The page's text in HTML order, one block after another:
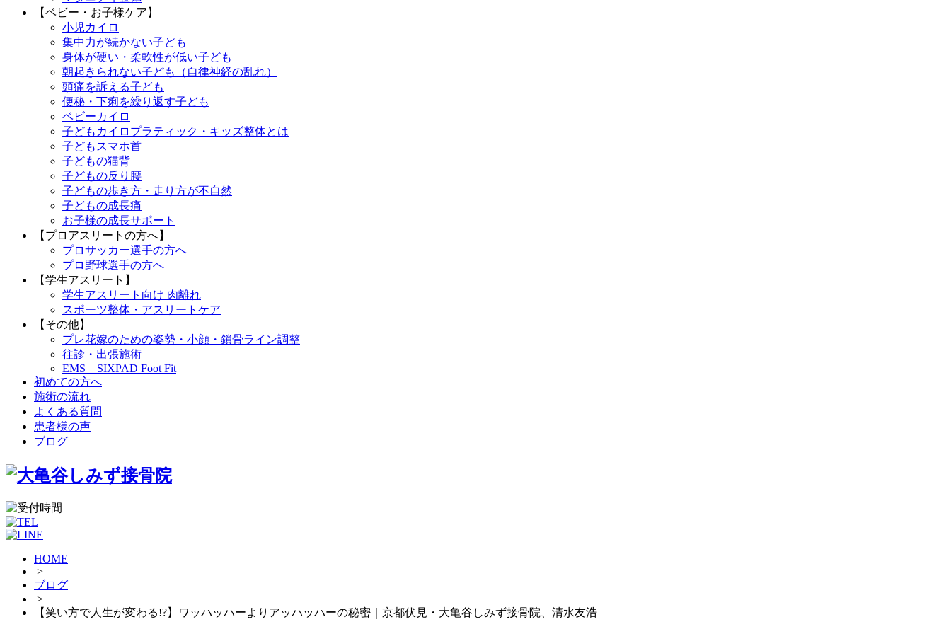
【ベビー・お子様ケア】
小児カイロ
集中力が続かない子ども
身体が硬い・柔軟性が低い子ども
朝起きられない子ども（自律神経の乱れ）
頭痛を訴える子ども
便秘・下痢を繰り返す子ども
ベビーカイロ
子どもカイロプラティック・キッズ整体とは
子どもスマホ首
子どもの猫背
子どもの反り腰
子どもの歩き方・走り方が不自然
子どもの成長痛
お子様の成長サポート
【プロアスリートの方へ】
プロサッカー選手の方へ
プロ野球選手の方へ
【学生アスリート】
学生アスリート向け 肉離れ
スポーツ整体・アスリートケア
【その他】
プレ花嫁のための姿勢・小顔・鎖骨ライン調整
往診・出張施術
EMS SIXPAD Foot Fit
初めての方へ
施術の流れ
よくある質問
患者様の声
ブログ
HOME
>
ブログ
>
【笑い方で人生が変わる!?】ワッハッハーよりアッハッハーの秘密｜京都伏見・大亀谷しみず接骨院、清水友浩